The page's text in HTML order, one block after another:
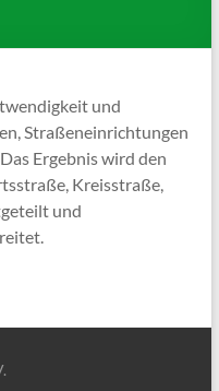
und
Straßeneinrichtungen
Ergebnis wird den
Kreisstraße,
und